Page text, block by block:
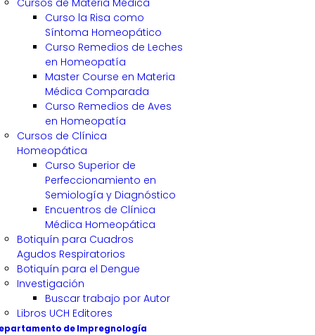
Cursos de Materia Médica
Curso la Risa como
Síntoma Homeopático
Curso Remedios de Leches
en Homeopatía
Master Course en Materia
Médica Comparada
Curso Remedios de Aves
en Homeopatía
Cursos de Clínica
Homeopática
Curso Superior de
Perfeccionamiento en
Semiología y Diagnóstico
Encuentros de Clínica
Médica Homeopática
Botiquín para Cuadros
Agudos Respiratorios
Botiquín para el Dengue
Investigación
Buscar trabajo por Autor
Libros UCH Editores
de Impregnología